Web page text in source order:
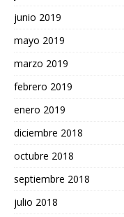
junio 2019
mayo 2019
marzo 2019
febrero 2019
enero 2019
diciembre 2018
octubre 2018
septiembre 2018
julio 2018